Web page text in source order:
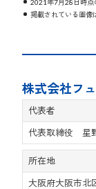
2021年7月28日時点
掲載されている画像
株式会社フ
代表者
代表取締役 星
所在地
大阪府大阪市北